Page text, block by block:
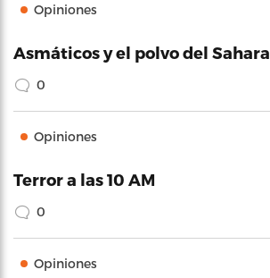
Opiniones
Asmáticos y el polvo del Sahara
0
Opiniones
Terror a las 10 AM
0
Opiniones